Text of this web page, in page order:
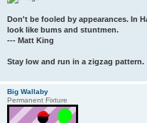
Don't be fooled by appearances. In
look like bums and stuntmen.
--- Matt King
Stay low and run in a zigzag pattern.
Big Wallaby
Permanent Fixture